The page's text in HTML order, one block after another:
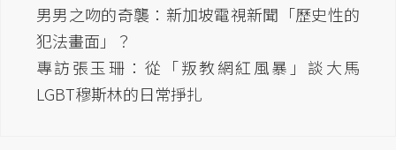
男男之吻的奇襲：新加坡電視新聞「歷史性的
犯法畫面」？
專訪張玉珊：從「叛教網紅風暴」談大馬
LGBT穆斯林的日常掙扎